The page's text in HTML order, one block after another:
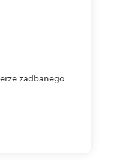
zadbanego